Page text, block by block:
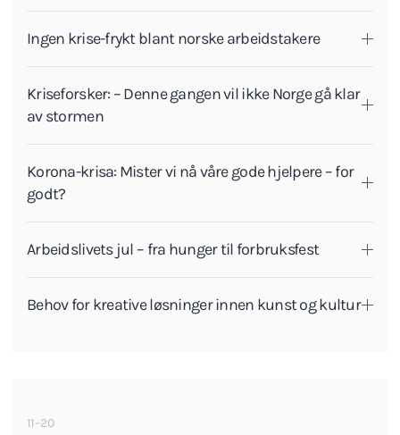
Ingen krise-frykt blant norske arbeidstakere
Kriseforsker: – Denne gangen vil ikke Norge gå klar
av stormen
Korona-krisa: Mister vi nå våre gode hjelpere – for
godt?
Arbeidslivets jul – fra hunger til forbruksfest
Behov for kreative løsninger innen kunst og kultur
11–20